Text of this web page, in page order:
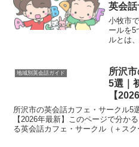
英会話
小牧市
ールを5
ルとは
習得す
機関の
ニケー
人々（
地域別英会話ガイド
所沢
5選｜
【
所沢市の英会話カフェ・サークル5
【2026年最新】このページで分か
る英会話カフェ・サークル（＋ス
ェが少ない」前提で、失敗しない